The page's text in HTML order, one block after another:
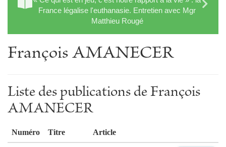
France légalise l'euthanasie. Entretien avec Mgr
Matthieu Rougé
François AMANECER
Liste des publications de François
AMANECER
Numéro Titre Article